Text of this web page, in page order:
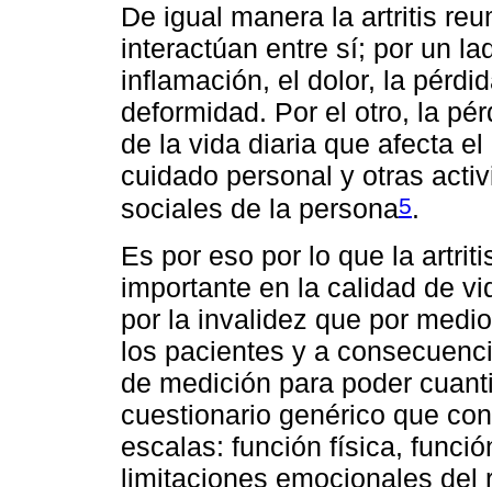
De igual manera la artritis
interactúan entre sí; por un
inflamación, el dolor, la
deformidad. Por el otro, la
de la vida diaria que afecta
cuidado personal y otras
sociales de la persona5.
Es por eso por lo que la
importante en la calidad de
por la invalidez que por
los pacientes y a
de medición para poder
cuestionario genérico que
escalas: función física,
limitaciones emocionales del